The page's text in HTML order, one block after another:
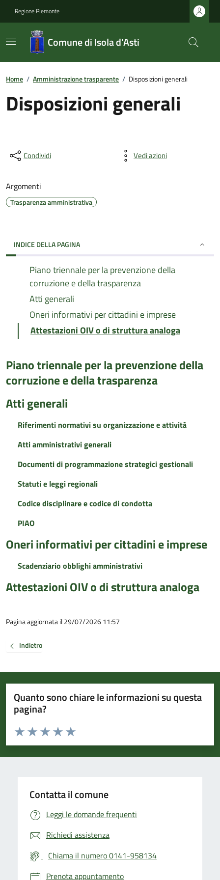
Regione Piemonte
Comune di Isola d'Asti
Home / Amministrazione trasparente / Disposizioni generali
Disposizioni generali
Condividi Vedi azioni
Argomenti
Trasparenza amministrativa
INDICE DELLA PAGINA
Piano triennale per la prevenzione della
corruzione e della trasparenza
Atti generali
Oneri informativi per cittadini e imprese
Attestazioni OIV o di struttura analoga
Piano triennale per la prevenzione della
corruzione e della trasparenza
Atti generali
Riferimenti normativi su organizzazione e attività
Atti amministrativi generali
Documenti di programmazione strategici gestionali
Statuti e leggi regionali
Codice disciplinare e codice di condotta
PIAO
Oneri informativi per cittadini e imprese
Scadenziario obblighi amministrativi
Attestazioni OIV o di struttura analoga
Pagina aggiornata il 29/07/2026 11:57
Indietro
Quanto sono chiare le informazioni su questa
pagina?
Valuta da 1 a 5 stelle la pagina
Valuta 5 stelle su 5
Valuta 4 stelle su 5
Valuta 3 stelle su 5
Valuta 2 stelle su 5
Valuta 1 stelle su 5
Contatta il comune
Leggi le domande frequenti
Richiedi assistenza
Chiama il numero 0141-958134
Prenota appuntamento